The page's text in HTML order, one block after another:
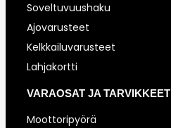
Soveltuvuushaku
Ajovarusteet
Kelkkailuvarusteet
Lahjakortti
VARAOSAT JA TARVIKKEET
Moottoripyörä